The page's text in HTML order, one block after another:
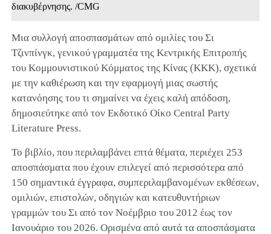
διακυβέρνησης. /CMG
Μια συλλογή αποσπασμάτων από ομιλίες του Σι
Τζινπίνγκ, γενικού γραμματέα της Κεντρικής Επιτροπής
του Κομμουνιστικού Κόμματος της Κίνας (ΚΚΚ), σχετικά
με την καθιέρωση και την εφαρμογή μιας σωστής
κατανόησης του τι σημαίνει να έχεις καλή απόδοση,
δημοσιεύτηκε από τον Εκδοτικό Οίκο Central Party
Literature Press.
Το βιβλίο, που περιλαμβάνει επτά θέματα, περιέχει 253
αποσπάσματα που έχουν επιλεγεί από περισσότερα από
150 σημαντικά έγγραφα, συμπεριλαμβανομένων εκθέσεων,
ομιλιών, επιστολών, οδηγιών και κατευθυντήριων
γραμμών του Σι από τον Νοέμβριο του 2012 έως τον
Ιανουάριο του 2026. Ορισμένα από αυτά τα αποσπάσματα